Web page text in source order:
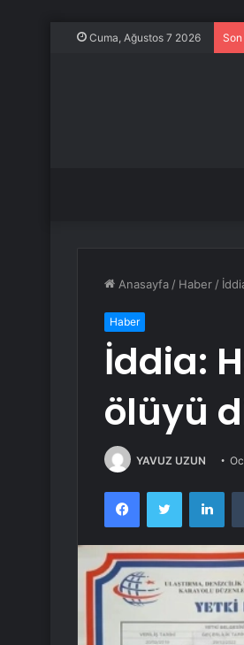
Cuma, Ağustos 7 2026
Anasayfa / Haber /
Haber
İddia:
ölüyü
YAVUZ UZUN
FacebookTwitter